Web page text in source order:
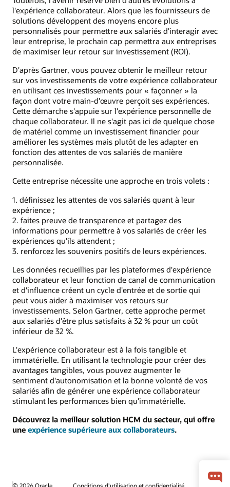
l'expérience collaborateur. Alors que les fournisseurs de
solutions développent des moyens encore plus
personnalisés pour permettre aux salariés d'interagir avec
leur entreprise, le prochain cap permettra aux entreprises
de maximiser leur retour sur investissement (ROI).
D'après Gartner, vous pouvez obtenir le meilleur retour
sur vos investissements de votre expérience collaborateur
en utilisant ces investissements pour « façonner » la
façon dont votre main-d'œuvre perçoit ses expériences.
Cette démarche s'appuie sur l'expérience personnelle de
chaque collaborateur. Il ne s'agit pas ici de quelque chose
de matériel comme un investissement financier pour
améliorer les systèmes mais plutôt de les adapter en
fonction des attentes de vos salariés de manière
personnalisée.
Cette entreprise nécessite une approche en trois volets :
1. définissez les attentes de vos salariés quant à leur
expérience ;
2. faites preuve de transparence et partagez des
informations pour permettre à vos salariés de créer les
expériences qu'ils attendent ;
3. renforcez les souvenirs positifs de leurs expériences.
Les données recueillies par les plateformes d'expérience
collaborateur et leur fonction de canal de communication
et d'influence créent un cycle d'entrée et de sortie qui
peut vous aider à maximiser vos retours sur
investissements. Selon Gartner, cette approche permet
aux salariés d'être plus satisfaits à 32 % pour un coût
inférieur de 32 %.
L'expérience collaborateur est à la fois tangible et
immatérielle. En utilisant la technologie pour créer des
avantages tangibles, vous pouvez augmenter le
sentiment d'autonomisation et la bonne volonté de vos
salariés afin de générer une expérience collaborateur
stimulant les performances bien qu'immatérielle.
Découvrez la meilleur solution HCM du secteur, qui offre
une expérience supérieure aux collaborateurs.